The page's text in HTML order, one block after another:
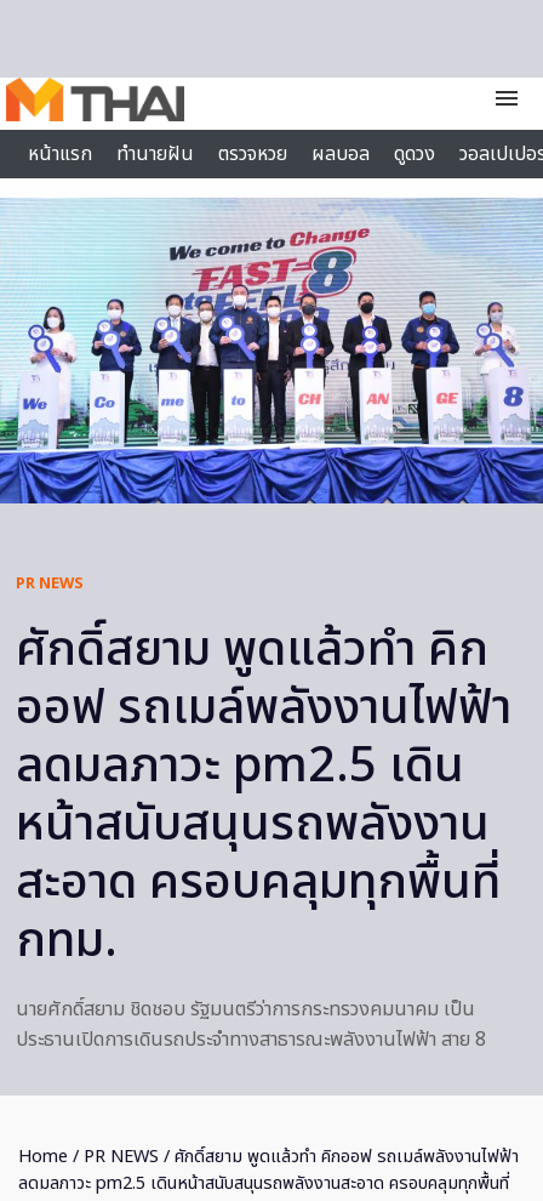
menu
หน้าแรก
ทำนายฝัน ตรวจหวย ผลบอล ดูดวง
วอลเปเป
ไลฟ์สไตล์
PR NEWS
ศักดิ์สยาม พูดแล้วทำ คิก
ออฟ รถเมล์พลังงานไฟฟ้า
ลดมลภาวะ pm2.5 เดิน
หน้าสนับสนุนรถพลังงาน
สะอาด ครอบคลุมทุกพื้นที่
กทม.
นายศักดิ์สยาม ชิดชอบ รัฐมนตรีว่าการกระทรวงคมนาคม เป็น
ประธานเปิดการเดินรถประจำทางสาธารณะพลังงานไฟฟ้า สาย 8
Home / PR NEWS / ศักดิ์สยาม พูดแล้วทำ คิกออฟ รถเมล์พลังงานไฟฟ้า
ลดมลภาวะ pm2.5 เดินหน้าสนับสนุนรถพลังงานสะอาด ครอบคลุมทุกพื้นที่